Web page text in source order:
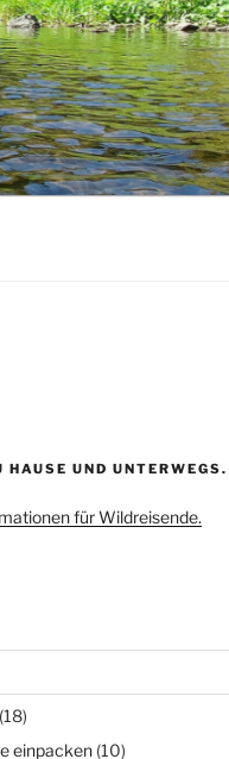
UND UNTERWEGS.
für Wildreisende.
einpacken(10)